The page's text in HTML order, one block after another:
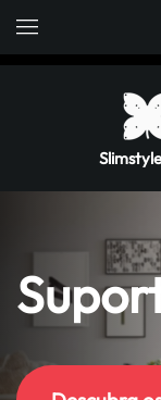
Skip to main